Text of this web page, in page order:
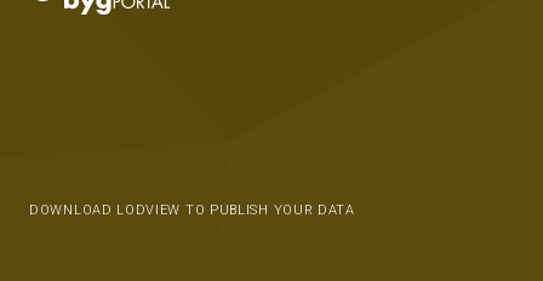
DOWNLOAD LODVIEW TO PUBLISH YOUR DATA